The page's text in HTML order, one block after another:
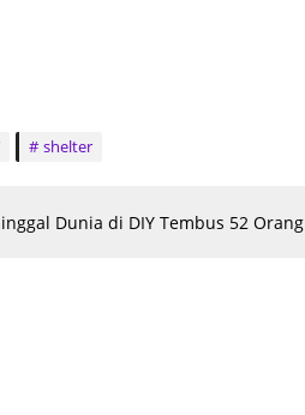
shelter
Dunia di DIY Tembus 52 Orang